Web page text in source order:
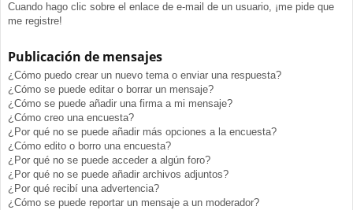
Cuando hago clic sobre el enlace de e-mail de un usuario, ¡me pide que
me registre!
Publicación de mensajes
¿Cómo puedo crear un nuevo tema o enviar una respuesta?
¿Cómo se puede editar o borrar un mensaje?
¿Cómo se puede añadir una firma a mi mensaje?
¿Cómo creo una encuesta?
¿Por qué no se puede añadir más opciones a la encuesta?
¿Cómo edito o borro una encuesta?
¿Por qué no se puede acceder a algún foro?
¿Por qué no se puede añadir archivos adjuntos?
¿Por qué recibí una advertencia?
¿Cómo se puede reportar un mensaje a un moderador?